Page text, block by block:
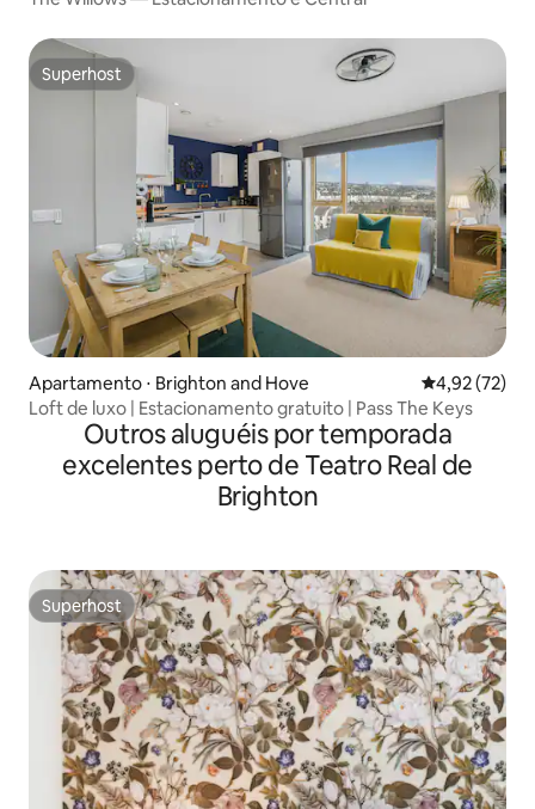
Superhost
Superhost
Apartamento ⋅ Brighton and Hove 4,92 de uma
4,92 (72)
Loft de luxo | Estacionamento gratuito | Pass The Keys
Outros aluguéis por temporada
excelentes perto de Teatro Real de
Brighton
Superhost
Superhost